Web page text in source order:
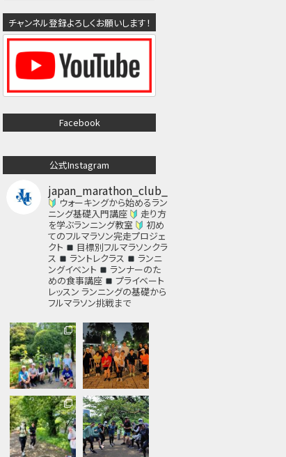
チャンネル登録よろしくお願いします！
Facebook
公式Instagram
japan_marathon_club_
ウォーキングから始めるラン
ニング基礎入門講座
走り方
を学ぶランニング教室
初め
てのフルマラソン完走プロジェ
クト
目標別フルマラソンクラ
ス
ラントレクラス
ランニ
ングイベント
ランナーのた
めの食事講座
プライベート
レッスン ランニングの基礎から
フルマラソン挑戦まで